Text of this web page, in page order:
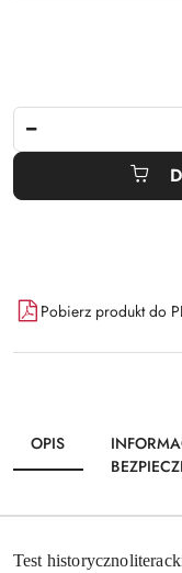
Dostępność
i
dostawa
Pobierz produkt do
OPIS
Test